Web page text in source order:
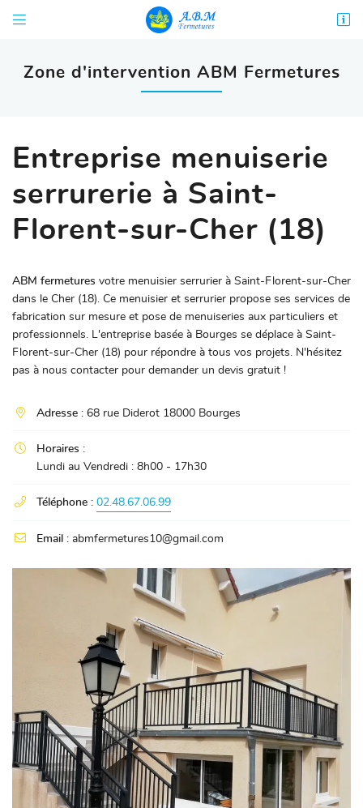
 
02 48 67 06 99
En cochant cette case, vous consentez à recevoir nos propositions commerciales à
l'adresse email indiqué ci-dessus. Vous pouvez vous désinscrire à tout moment en
utilisantle formulaire de désinscription
INSCRIPTION
Zone d'intervention ABM Fermetures
Entreprise menuiserie
serrurerie à Saint-
Florent-sur-Cher (18)
ABM fermetures votre menuisier serrurier à Saint-Florent-sur-Cher
dans le Cher (18). Ce menuisier et serrurier propose ses services de
fabrication sur mesure et pose de menuiseries aux particuliers et
professionnels. L'entreprise basée à Bourges se déplace à Saint-
Florent-sur-Cher (18) pour répondre à tous vos projets. N'hésitez
pas à nous contacter pour demander un devis gratuit !
 Adresse : 68 rue Diderot 18000 Bourges

Horaires :
Lundi au Vendredi : 8h00 - 17h30
 Téléphone : 02.48.67.06.99
 Email : abmfermetures10@gmail.com